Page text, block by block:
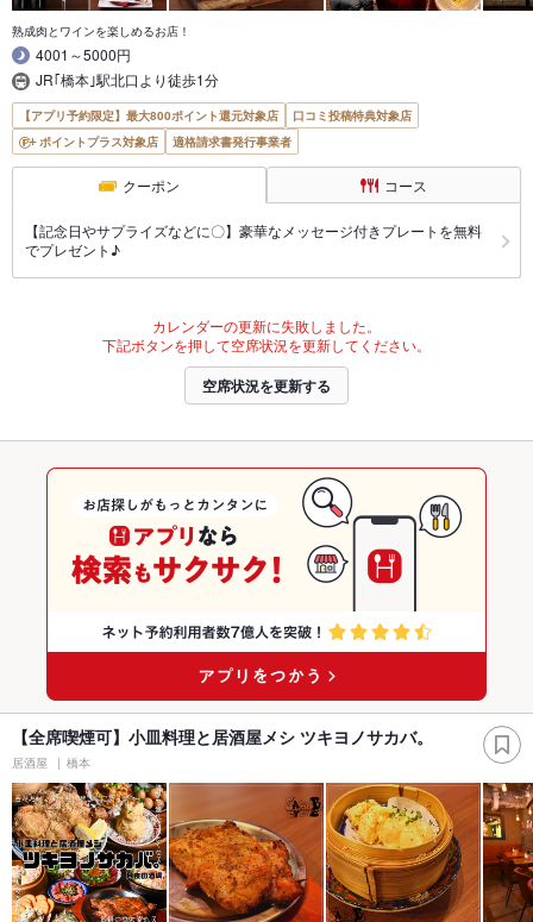
熟成肉とワインを楽しめるお店！
4001～5000円
JR｢橋本｣駅北口より徒歩1分
【アプリ予約限定】最大800ポイント還元対象店
口コミ投稿特典対象店
ポイントプラス対象店
適格請求書発行事業者
クーポン コース
【記念日やサプライズなどに〇】豪華なメッセージ付きプレートを無料
でプレゼント♪
カレンダーの更新に失敗しました。
下記ボタンを押して空席状況を更新してください。
空席状況を更新する
【全席喫煙可】小皿料理と居酒屋メシ ツキヨノサカバ。
居酒屋 橋本